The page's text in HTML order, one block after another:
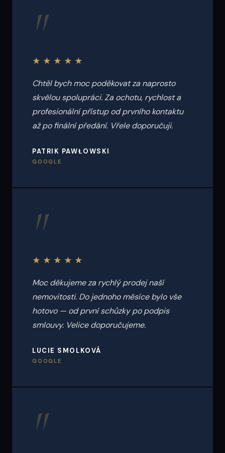
"
★★★★★
Chtěl bych moc poděkovat za naprosto
skvělou spolupráci. Za ochotu, rychlost a
profesionální přístup od prvního kontaktu
až po finální předání. Vřele doporučuji.
PATRIK PAWŁOWSKI
GOOGLE
"
★★★★★
Moc děkujeme za rychlý prodej naší
nemovitosti. Do jednoho měsíce bylo vše
hotovo — od první schůzky po podpis
smlouvy. Velice doporučujeme.
LUCIE SMOLKOVÁ
GOOGLE
"